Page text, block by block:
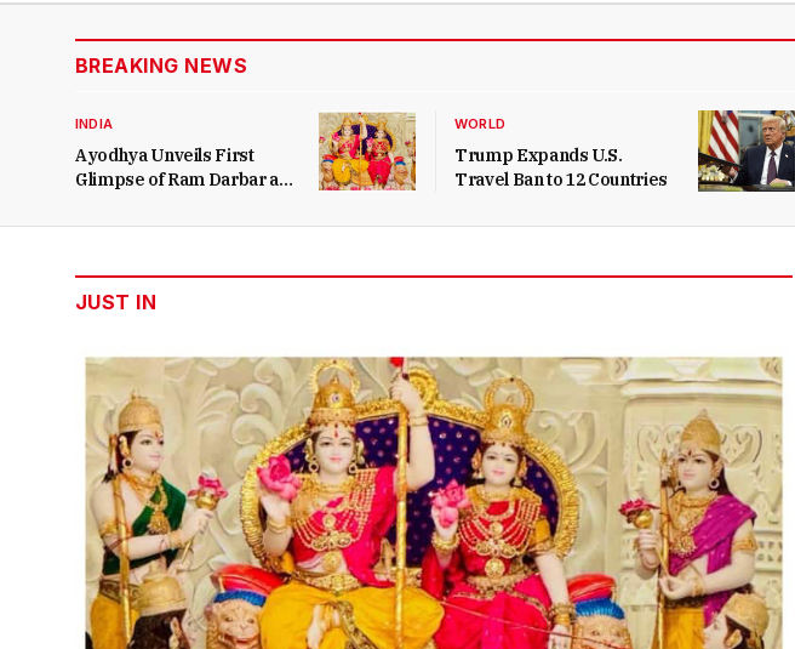
BREAKING NEWS
INDIA
Ayodhya Unveils First
Glimpse of Ram Darbar at
WORLD
Trump Expands U.S.
Travel Ban to 12 Countries
JUST IN